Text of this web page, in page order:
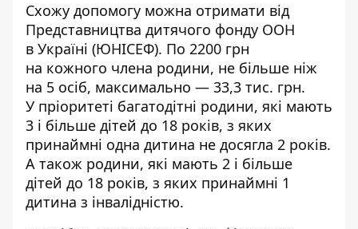
Схожу допомогу можна отримати від
Представництва дитячого фонду ООН
в Україні (ЮНІСЕФ). По 2200 грн
на кожного члена родини, не більше ніж
на 5 осіб, максимально — 33,3 тис. грн.
У пріоритеті багатодітні родини, які мають
3 і більше дітей до 18 років, з яких
принаймні одна дитина не досягла 2 років.
А також родини, які мають 2 і більше
дітей до 18 років, з яких принаймні 1
дитина з інвалідністю.